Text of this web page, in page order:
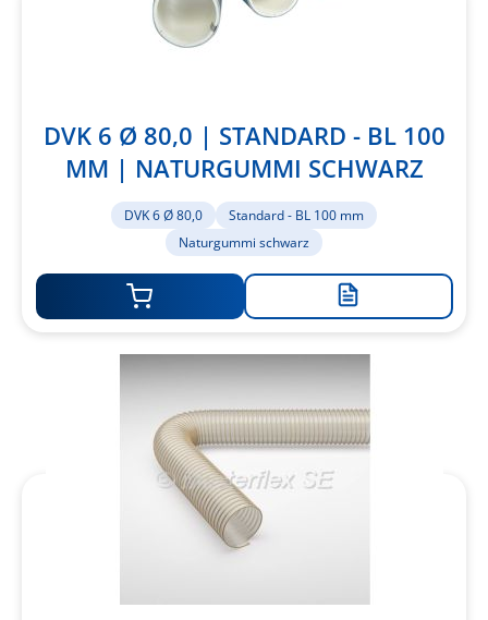
DVK 6 Ø 80,0 | STANDARD - BL 100
MM | NATURGUMMI SCHWARZ
DVK 6 Ø 80,0
Standard - BL 100 mm
Naturgummi schwarz
Zur
Merkliste
hinzufügen